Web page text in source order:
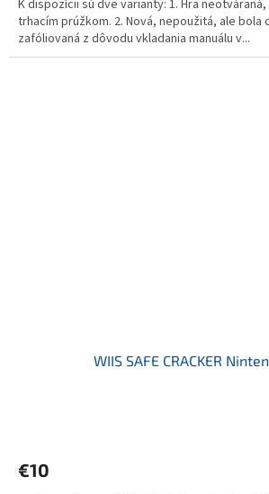
K dispozícii sú dve varianty: 1. Hra
trhacím prúžkom. 2. Nová, nepoužitá, ale bola
zafóliovaná z dôvodu vkladania manuálu v...
WIIS SAFE CRACKER
€10